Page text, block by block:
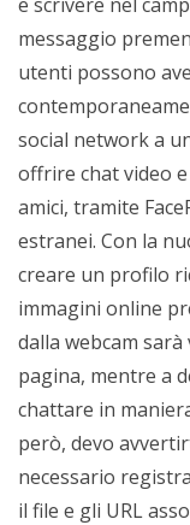
messaggio
utenti possono
social network a
offrire chat video
amici, tramite
estranei. Con la
creare un profilo
immagini online
dalla webcam
pagina, mentre a
chattare in
però, devo
necessario
il file e gli URL